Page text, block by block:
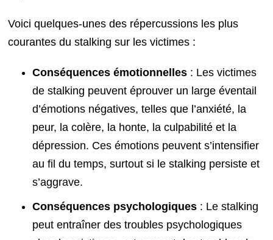
Voici quelques-unes des répercussions les plus
courantes du stalking sur les victimes :
Conséquences émotionnelles : Les victimes
de stalking peuvent éprouver un large éventail
d’émotions négatives, telles que l’anxiété, la
peur, la colère, la honte, la culpabilité et la
dépression. Ces émotions peuvent s’intensifier
au fil du temps, surtout si le stalking persiste et
s’aggrave.
Conséquences psychologiques : Le stalking
peut entraîner des troubles psychologiques